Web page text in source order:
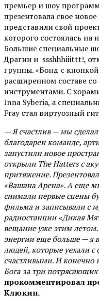
премьер и шоу
презентовала свое
представили свой
которого состоялась на
Большие специальные
Драгни и ssshhhiiittt!,
группы. «Бонд с
расширенном составе
инструментами. С
Inna Syberia, а
Fray стал виртуозный
— Я счастлив — мы
благодарен команде,
запустили новое
открыли The Hatters с
притяжение.
«Вашана Арена». А еще
снимали первые сцены
фильма и записывали с
радиостанции «Дикая
вещание уже этим
энергии еще больше — я
людей, которые уехали с
счастливыми. И конечно
Бога за три
прокомментировал
Клюкин.